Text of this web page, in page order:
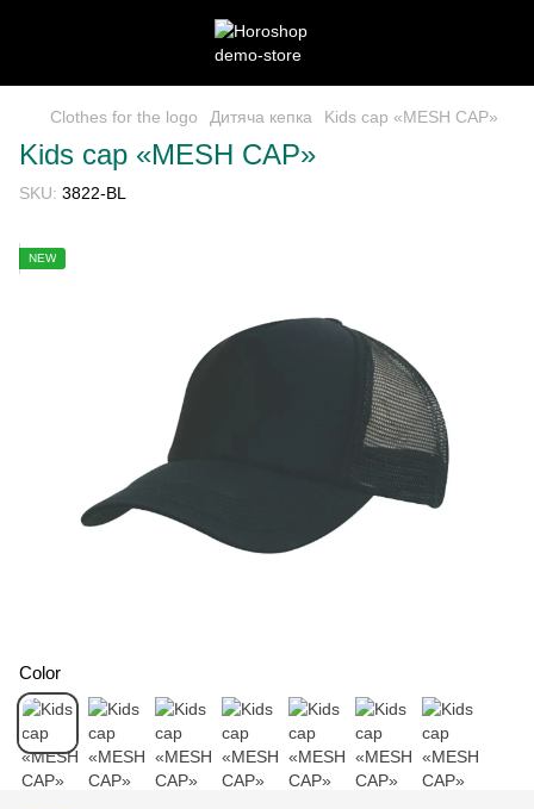
Clothes for the logo Дитяча кепка Kids cap «MESH CAP»
Kids cap «MESH CAP»
SKU: 3822-BL
NEW
Color